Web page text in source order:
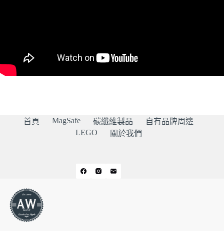
首頁 MagSafe 碳纖維製品
自有品牌周邊
LEGO
關於我們